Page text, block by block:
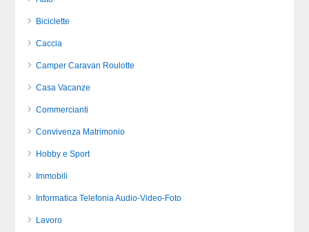
Biciclette
Caccia
Camper Caravan Roulotte
Casa Vacanze
Commercianti
Convivenza Matrimonio
Hobby e Sport
Immobili
Informatica Telefonia Audio-Video-Foto
Lavoro